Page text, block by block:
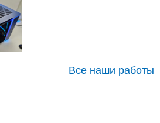
Все наши работы